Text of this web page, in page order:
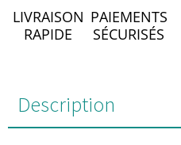
LIVRAISON
RAPIDE
PAIEMENTS
SÉCURISÉS
Description